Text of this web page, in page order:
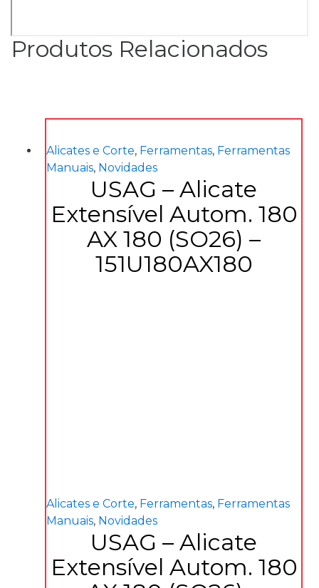
Produtos Relacionados
Alicates e Corte, Ferramentas, Ferramentas
Manuais, Novidades
USAG – Alicate
Extensível Autom. 180
AX 180 (SO26) –
151U180AX180
Alicates e Corte, Ferramentas, Ferramentas
Manuais, Novidades
USAG – Alicate
Extensível Autom. 180